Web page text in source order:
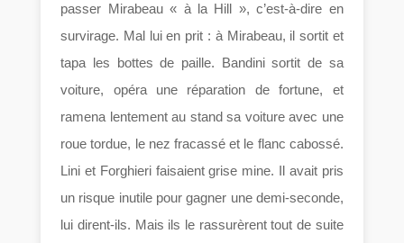
passer Mirabeau « à la Hill », c’est-à-dire en
survirage. Mal lui en prit : à Mirabeau, il sortit et
tapa les bottes de paille. Bandini sortit de sa
voiture, opéra une réparation de fortune, et
ramena lentement au stand sa voiture avec une
roue tordue, le nez fracassé et le flanc cabossé.
Lini et Forghieri faisaient grise mine. Il avait pris
un risque inutile pour gagner une demi-seconde,
lui dirent-ils. Mais ils le rassurèrent tout de suite